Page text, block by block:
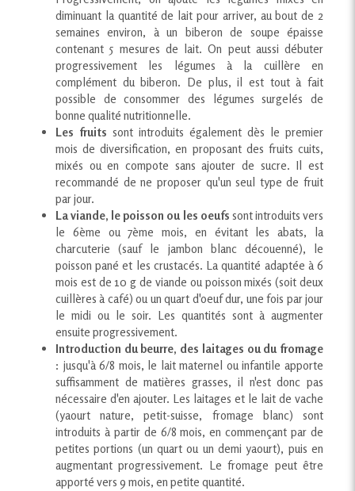
diminuant la quantité de lait pour arriver, au bout de 2
semaines environ, à un biberon de soupe épaisse
contenant 5 mesures de lait. On peut aussi débuter
progressivement les légumes à la cuillère en
complément du biberon. De plus, il est tout à fait
possible de consommer des légumes surgelés de
bonne qualité nutritionnelle.
Les fruits sont introduits également dès le premier
mois de diversification, en proposant des fruits cuits,
mixés ou en compote sans ajouter de sucre. Il est
recommandé de ne proposer qu'un seul type de fruit
par jour.
La viande, le poisson ou les oeufs sont introduits vers
le 6ème ou 7ème mois, en évitant les abats, la
charcuterie (sauf le jambon blanc découenné), le
poisson pané et les crustacés. La quantité adaptée à 6
mois est de 10 g de viande ou poisson mixés (soit deux
cuillères à café) ou un quart d'oeuf dur, une fois par jour
le midi ou le soir. Les quantités sont à augmenter
ensuite progressivement.
Introduction du beurre, des laitages ou du fromage
: jusqu'à 6/8 mois, le lait maternel ou infantile apporte
suffisamment de matières grasses, il n'est donc pas
nécessaire d'en ajouter. Les laitages et le lait de vache
(yaourt nature, petit-suisse, fromage blanc) sont
introduits à partir de 6/8 mois, en commençant par de
petites portions (un quart ou un demi yaourt), puis en
augmentant progressivement. Le fromage peut être
apporté vers 9 mois, en petite quantité.